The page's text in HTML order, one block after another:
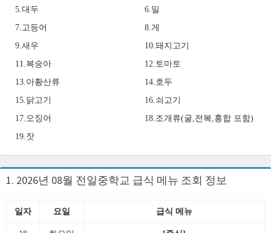
5.대두
6.밀
7.고등어
8.게
9.새우
10.돼지고기
11.복숭아
12.토마토
13.아황산류
14.호두
15.닭고기
16.쇠고기
17.오징어
18.조개류(굴,전복,홍합 포함)
19.잣
1. 2026년 08월 전일중학교 급식 메뉴 조회 정보
일자 요일 급식 메뉴